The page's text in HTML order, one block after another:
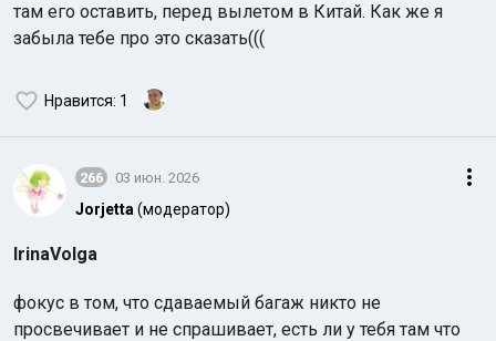
там его оставить, перед вылетом в Китай. Как же я
забыла тебе про это сказать(((
Нравится: 1
266 03 июн. 2026
Jorjetta (модератор)
IrinaVolga
фокус в том, что сдаваемый багаж никто не
просвечивает и не спрашивает, есть ли у тебя там что